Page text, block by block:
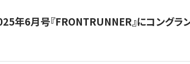
年6月号『FRONTRUNNER』にコングラ